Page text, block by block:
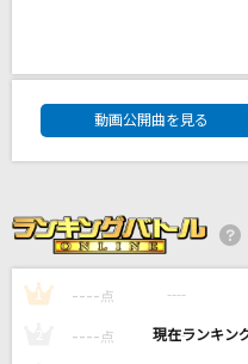
Flower Cloud
超特急
TAKE ME HIGHER
DAM★ともボー
動画公開曲を見る
1 ---- 点 ----
---- 点 ----